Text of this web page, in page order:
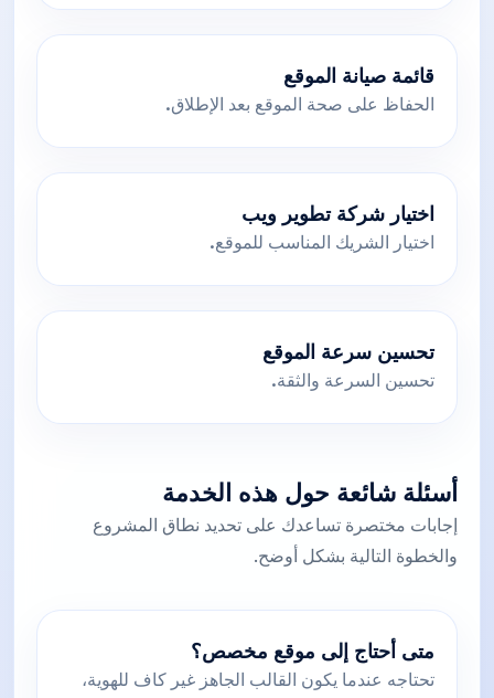
قائمة صيانة الموقع
الحفاظ على صحة الموقع بعد الإطلاق.
اختيار شركة تطوير ويب
اختيار الشريك المناسب للموقع.
تحسين سرعة الموقع
تحسين السرعة والثقة.
أسئلة شائعة حول هذه الخدمة
إجابات مختصرة تساعدك على تحديد نطاق المشروع
والخطوة التالية بشكل أوضح.
متى أحتاج إلى موقع مخصص؟
تحتاجه عندما يكون القالب الجاهز غير كاف للهوية،